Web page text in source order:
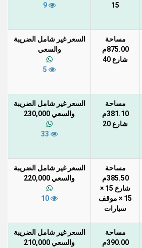
15
مساحة
875.00م
شارع 40
السعر غير شامل الضريبة
والسعي
مساحة
381.10م
شارع 20
السعر غير شامل الضريبة
والسعي 230,000
مساحة
385.50م
شارع 15 ×
15 × موقف
سيارات
السعر غير شامل الضريبة
والسعي 220,000
مساحة
390.00م
السعر غير شامل الضريبة
والسعي 210,000